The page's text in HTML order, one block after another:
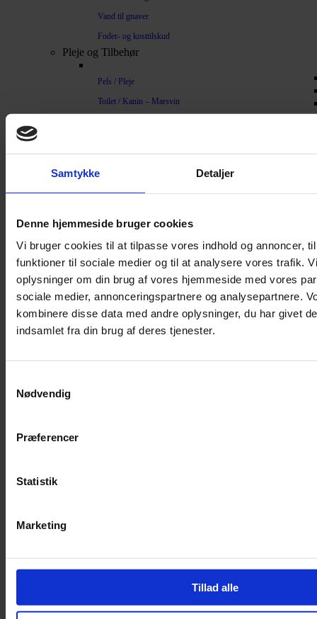
Samtykke Detaljer
Denne hjemmeside bruger cookies
Vi bruger cookies til at tilpasse vores indhold og annoncer,
funktioner til sociale medier og til at analysere vores trafik.
oplysninger om din brug af vores hjemmeside med vores
sociale medier, annonceringspartnere og analysepartnere.
kombinere disse data med andre oplysninger, du har givet
indsamlet fra din brug af deres tjenester.
Nødvendig
Præferencer
Statistik
Marketing
Tillad alle
Vand til gnaver
Foder- og kosttilskud
Pleje og Tilbehør
Pels / Pleje
Toilet / Kanin – Marsvin
Bure
Hamsterbur
Kaninbur
Rottebur
Marsvinebur
Overdækning løbegård
Savsmuld
Bommuld